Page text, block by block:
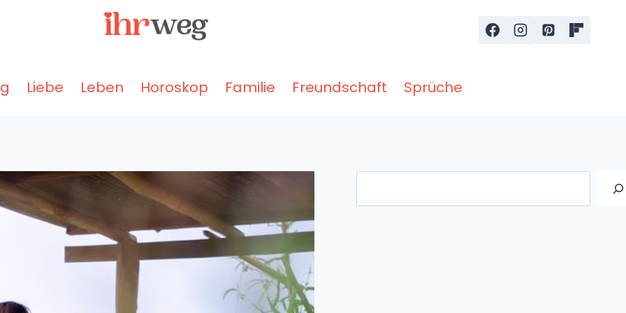
Liebe Leben Horoskop Familie Freundschaft Sprüche